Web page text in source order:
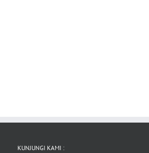
KUNJUNGI KAMI :